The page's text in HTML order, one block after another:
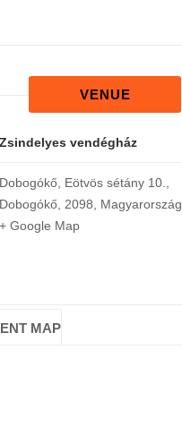
VENUE
Zsindelyes vendégház
Dobogókő, Eötvös sétány 10.
Dobogókő, 2098 Magyarország
+ Google Map
MAP